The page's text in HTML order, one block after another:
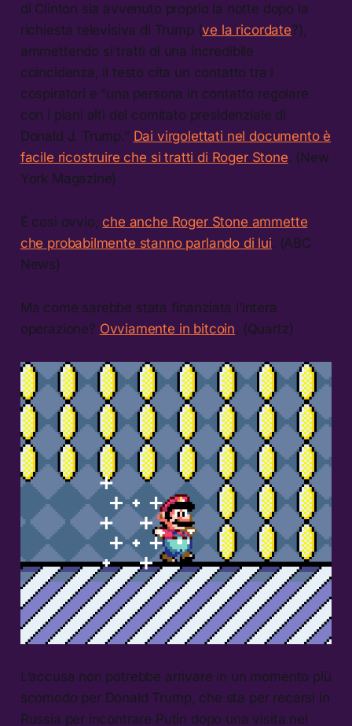
di Clinton sia avvenuto proprio la notte dopo la
richiesta televisiva di Trump (ve la ricordate?),
ammettendo si tratti di una incredibile
coincidenza, il testo cita un contatto tra i
cospiratori e “una persona in contatto regolare
con i piani alti del comitato presidenziale di
Donald J. Trump.” Dai virgolettati nel documento è
facile ricostruire che si tratti di Roger Stone. (New
York Magazine)
È così ovvio, che anche Roger Stone ammette
che probabilmente stanno parlando di lui. (ABC
News)
Ma come sarebbe stata finanziata l’intera
operazione? Ovviamente in bitcoin. (Quartz)
L’accusa non potrebbe arrivare in un momento più
scomodo per Donald Trump, che sta per recarsi in
Russia per incontrare Putin dopo una visita nel